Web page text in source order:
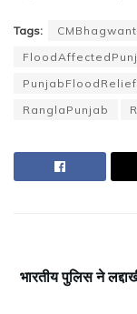
Tags:
PunjabFloodRelief
RanglaPunjab
भारतीय पुलिस ने